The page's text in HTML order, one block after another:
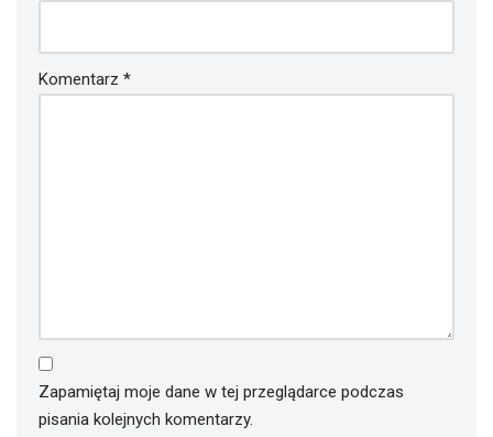
Komentarz *
Zapamiętaj moje dane w tej przeglądarce podczas
pisania kolejnych komentarzy.